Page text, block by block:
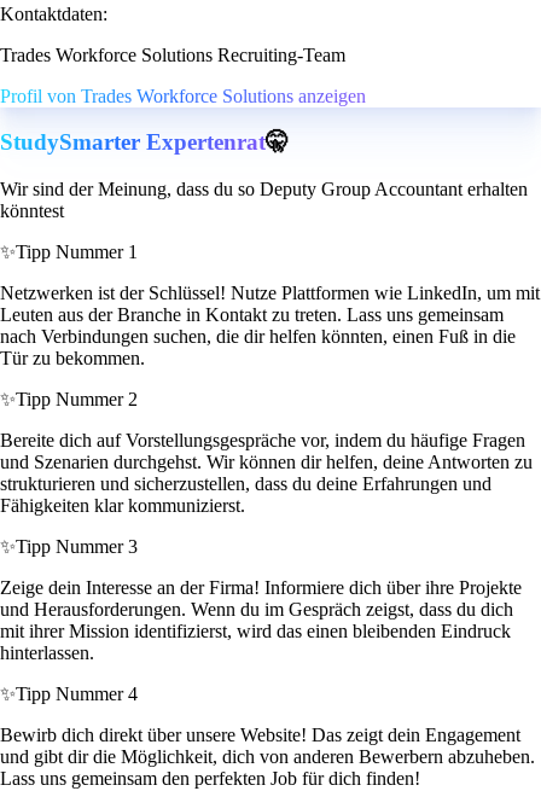
Kontaktdaten:
Trades Workforce Solutions Recruiting-Team
Profil von Trades Workforce Solutions anzeigen
StudySmarter Expertenrat🤫
Wir sind der Meinung, dass du so Deputy Group Accountant erhalten
könntest
✨Tipp Nummer 1
Netzwerken ist der Schlüssel! Nutze Plattformen wie LinkedIn, um mit
Leuten aus der Branche in Kontakt zu treten. Lass uns gemeinsam
nach Verbindungen suchen, die dir helfen könnten, einen Fuß in die
Tür zu bekommen.
✨Tipp Nummer 2
Bereite dich auf Vorstellungsgespräche vor, indem du häufige Fragen
und Szenarien durchgehst. Wir können dir helfen, deine Antworten zu
strukturieren und sicherzustellen, dass du deine Erfahrungen und
Fähigkeiten klar kommunizierst.
✨Tipp Nummer 3
Zeige dein Interesse an der Firma! Informiere dich über ihre Projekte
und Herausforderungen. Wenn du im Gespräch zeigst, dass du dich
mit ihrer Mission identifizierst, wird das einen bleibenden Eindruck
hinterlassen.
✨Tipp Nummer 4
Bewirb dich direkt über unsere Website! Das zeigt dein Engagement
und gibt dir die Möglichkeit, dich von anderen Bewerbern abzuheben.
Lass uns gemeinsam den perfekten Job für dich finden!